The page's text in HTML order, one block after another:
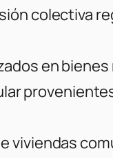
colectiva
en
viviendas